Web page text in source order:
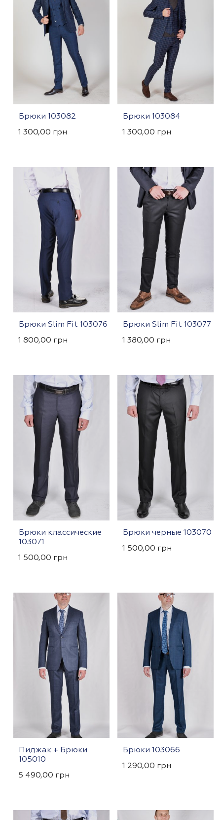
Брюки 103082
1 300,00 грн
Брюки 103084
1 300,00 грн
Брюки Slim Fit 103076
1 800,00 грн
Брюки Slim Fit 103077
1 380,00 грн
Брюки классические
103071
1 500,00 грн
Брюки черные 103070
1 500,00 грн
Пиджак + Брюки
105010
5 490,00 грн
Брюки 103066
1 290,00 грн